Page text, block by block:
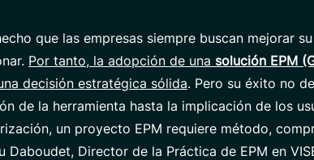
Finance
Socios
Contacto
que las empresas siempre buscan mejorar
Por tanto, la adopción de una solución EPM
decisión estratégica sólida. Pero su éxito no
de la herramienta hasta la implicación de los
un proyecto EPM requiere método,
Daboudet, Director de la Práctica de EPM en